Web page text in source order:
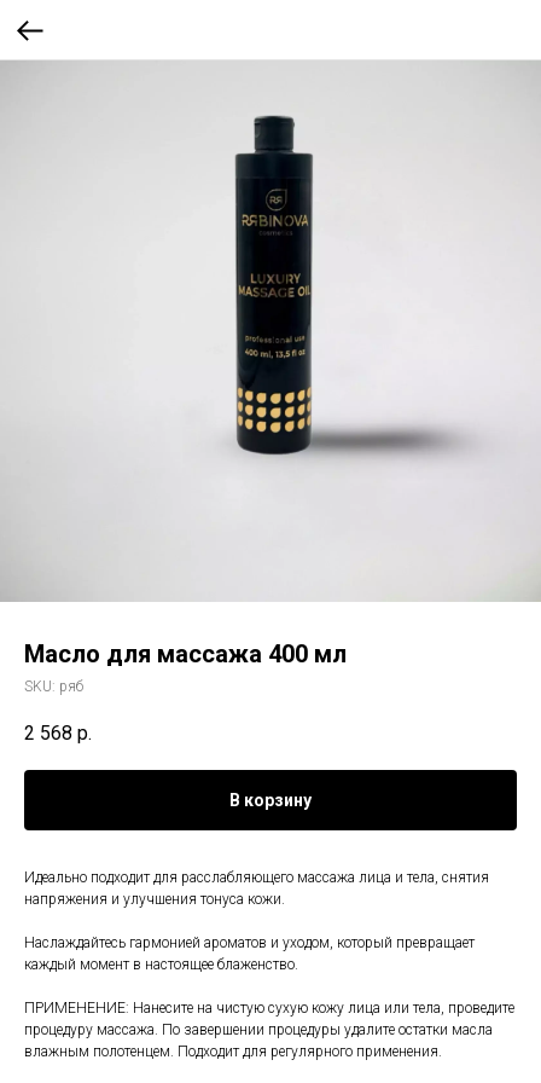
Масло для массажа 400 мл
SKU: ряб
2 568 р.
В корзину
Идеально подходит для расслабляющего массажа лица и тела, снятия
напряжения и улучшения тонуса кожи.
Наслаждайтесь гармонией ароматов и уходом, который превращает
каждый момент в настоящее блаженство.
ПРИМЕНЕНИЕ: Нанесите на чистую сухую кожу лица или тела, проведите
процедуру массажа. По завершении процедуры удалите остатки масла
влажным полотенцем. Подходит для регулярного применения.